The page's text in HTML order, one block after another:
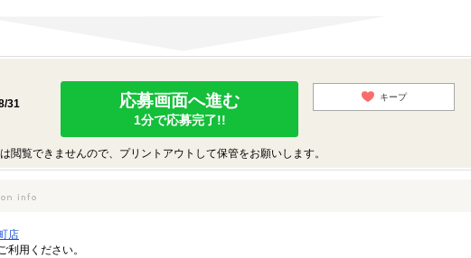
31
応募画面へ進む
1分で応募完了!!
キープ
閲覧できませんので、プリントアウトして保管をお願いします。
店
利用ください。